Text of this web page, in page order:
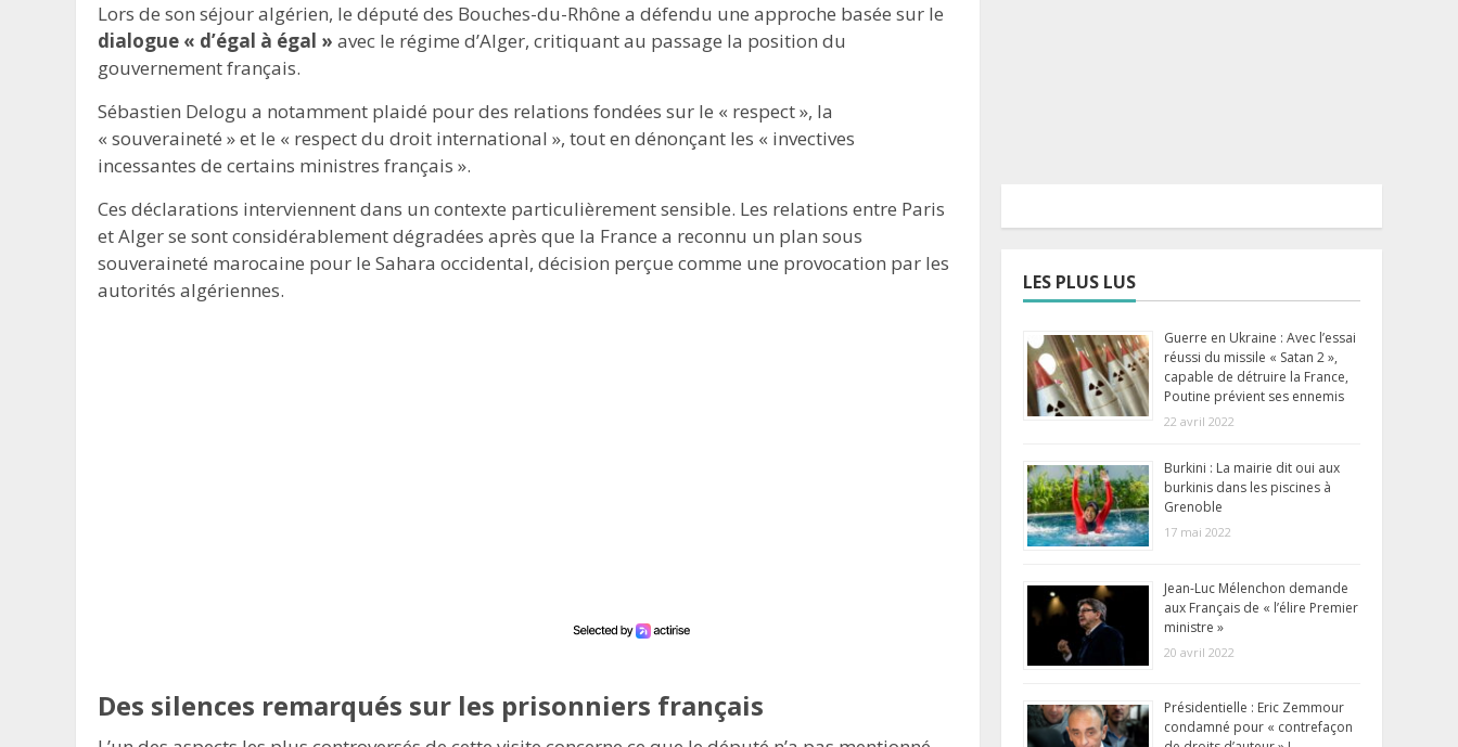
Lors de son séjour algérien, le député des Bouches-du-Rhône a défendu une approche basée sur le
dialogue « d’égal à égal » avec le régime d’Alger, critiquant au passage la position du
gouvernement français.
Sébastien Delogu a notamment plaidé pour des relations fondées sur le « respect », la
« souveraineté » et le « respect du droit international », tout en dénonçant les « invectives
incessantes de certains ministres français ».
Ces déclarations interviennent dans un contexte particulièrement sensible. Les relations entre Paris
et Alger se sont considérablement dégradées après que la France a reconnu un plan sous
souveraineté marocaine pour le Sahara occidental, décision perçue comme une provocation par les
autorités algériennes.
Des silences remarqués sur les prisonniers français
LES PLUS LUS
Guerre en Ukraine : Avec l’essai
réussi du missile « Satan 2 »,
capable de détruire la France,
Poutine prévient ses ennemis
22 avril 2022
Burkini : La mairie dit oui aux
burkinis dans les piscines à
Grenoble
17 mai 2022
Jean-Luc Mélenchon demande
aux Français de « l’élire Premier
ministre »
20 avril 2022
Présidentielle : Eric Zemmour
condamné pour « contrefaçon